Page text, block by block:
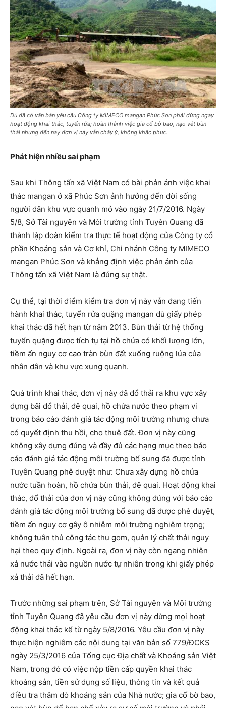
Dù đã có văn bản yêu cầu Công ty MIMECO mangan Phúc Sơn phải dừng ngay
hoạt động khai thác, tuyển rửa; hoàn thành việc gia cố bờ bao, nạo vét bùn
thải nhưng đến nay đơn vị này vẫn chây ỳ, không khắc phục.
Phát hiện nhiều sai phạm
Sau khi Thông tấn xã Việt Nam có bài phản ánh việc khai
thác mangan ở xã Phúc Sơn ảnh hưởng đến đời sống
người dân khu vực quanh mỏ vào ngày 21/7/2016. Ngày
5/8, Sở Tài nguyên và Môi trường tỉnh Tuyên Quang đã
thành lập đoàn kiểm tra thực tế hoạt động của Công ty cổ
phần Khoáng sản và Cơ khí, Chi nhánh Công ty MIMECO
mangan Phúc Sơn và khẳng định việc phản ánh của
Thông tấn xã Việt Nam là đúng sự thật.
Cụ thể, tại thời điểm kiểm tra đơn vị này vẫn đang tiến
hành khai thác, tuyển rửa quặng mangan dù giấy phép
khai thác đã hết hạn từ năm 2013. Bùn thải từ hệ thống
tuyển quặng được tích tụ tại hồ chứa có khối lượng lớn,
tiềm ẩn nguy cơ cao tràn bùn đất xuống ruộng lúa của
nhân dân và khu vực xung quanh.
Quá trình khai thác, đơn vị này đã đổ thải ra khu vực xây
dựng bãi đổ thải, đê quai, hồ chứa nước theo phạm vi
trong báo cáo đánh giá tác động môi trường nhưng chưa
có quyết định thu hồi, cho thuê đất. Đơn vị này cũng
không xây dựng đúng và đầy đủ các hạng mục theo báo
cáo đánh giá tác động môi trường bổ sung đã được tỉnh
Tuyên Quang phê duyệt như: Chưa xây dựng hồ chứa
nước tuần hoàn, hồ chứa bùn thải, đê quai. Hoạt động khai
thác, đổ thải của đơn vị này cũng không đúng với báo cáo
đánh giá tác động môi trường bổ sung đã được phê duyệt,
tiềm ẩn nguy cơ gây ô nhiễm môi trường nghiêm trọng;
không tuân thủ công tác thu gom, quản lý chất thải nguy
hại theo quy định. Ngoài ra, đơn vị này còn ngang nhiên
xả nước thải vào nguồn nước tự nhiên trong khi giấy phép
xả thải đã hết hạn.
Trước những sai phạm trên, Sở Tài nguyên và Môi trường
tỉnh Tuyên Quang đã yêu cầu đơn vị này dừng mọi hoạt
động khai thác kể từ ngày 5/8/2016. Yêu cầu đơn vị này
thực hiện nghiêm các nội dung tại văn bản số 779/ĐCKS
ngày 25/3/2016 của Tổng cục Địa chất và Khoáng sản Việt
Nam, trong đó có việc nộp tiền cấp quyền khai thác
khoáng sản, tiền sử dụng số liệu, thông tin và kết quả
điều tra thăm dò khoáng sản của Nhà nước; gia cố bờ bao,